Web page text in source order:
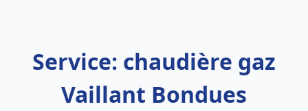
Service: chaudière gaz
Vaillant Bondues